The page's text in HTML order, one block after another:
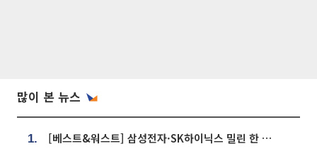
많이 본 뉴스
1. [베스트&워스트] 삼성전자·SK하이닉스 밀린 한 주…상상인증권은 85% 급등